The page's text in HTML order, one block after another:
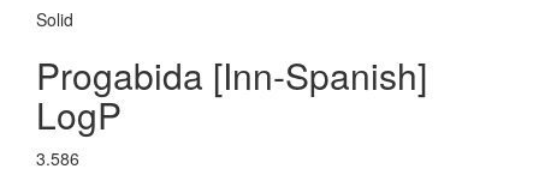
Solid
Progabida [Inn-Spanish]
LogP
3.586